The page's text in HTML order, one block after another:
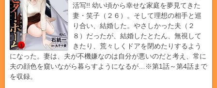
活写!! 幼い頃から幸せな家庭を夢見てきた
妻・笑子（２６）。そして理想の相手と巡
り合い、結婚した。やさしかった夫（２
８）だったが、結婚したとたん、無視して
きたり、荒々しくドアを閉めたりするよう
になった。妻は、夫が不機嫌なのは自分が悪いのだと考え、常に
夫の顔色を窺いながら暮らすようになるが…※第1話～第4話まで
を収録。